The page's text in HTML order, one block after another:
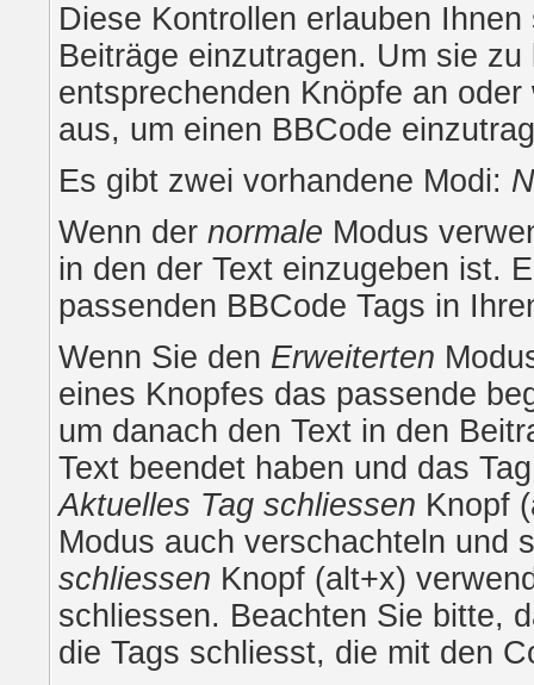
Diese Kontrollen erlauben
Beiträge einzutragen. Um sie
entsprechenden Knöpfe an
aus, um einen BBCode
Es gibt zwei vorhandene Modi:
Wenn der normale Modus
in den der Text einzugeben ist.
passenden BBCode Tags in
Wenn Sie den Erweiterten
eines Knopfes das passende
um danach den Text in den
Text beendet haben und das
Aktuelles Tag schliessen Knopf
Modus auch verschachteln und
schliessen Knopf (alt+x)
schliessen. Beachten Sie bitte,
die Tags schliesst, die mit den